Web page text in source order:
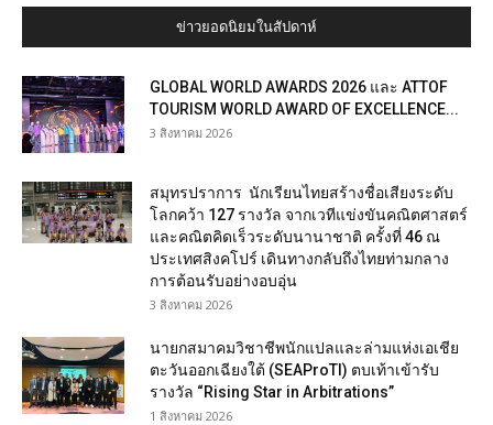
ข่าวยอดนิยมในสัปดาห์
GLOBAL WORLD AWARDS 2026 และ ATTOF
TOURISM WORLD AWARD OF EXCELLENCE...
3 สิงหาคม 2026
สมุทรปราการ นักเรียนไทยสร้างชื่อเสียงระดับ
โลกคว้า 127 รางวัล จากเวทีแข่งขันคณิตศาสตร์
และคณิตคิดเร็วระดับนานาชาติ ครั้งที่ 46 ณ
ประเทศสิงคโปร์ เดินทางกลับถึงไทยท่ามกลาง
การต้อนรับอย่างอบอุ่น
3 สิงหาคม 2026
นายกสมาคมวิชาชีพนักแปลและล่ามแห่งเอเชีย
ตะวันออกเฉียงใต้ (SEAProTI) ตบเท้าเข้ารับ
รางวัล “Rising Star in Arbitrations”
1 สิงหาคม 2026